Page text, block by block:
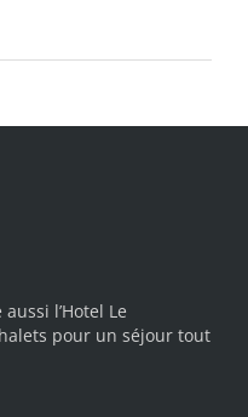
aussi l’Hotel Le
pour un séjour tout